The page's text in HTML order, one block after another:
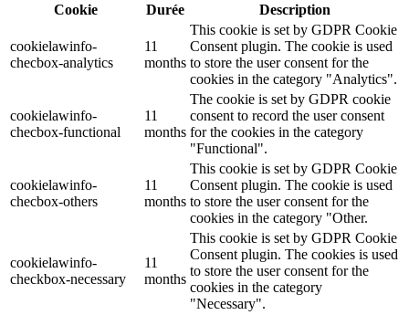
Cookie
Durée Description
cookielawinfo-
checbox-analytics
11
months
This cookie is set by GDPR Cookie
Consent plugin. The cookie is used
to store the user consent for the
cookies in the category "Analytics".
cookielawinfo-
checbox-functional
11
months
The cookie is set by GDPR cookie
consent to record the user consent
for the cookies in the category
"Functional".
cookielawinfo-
checbox-others
11
months
This cookie is set by GDPR Cookie
Consent plugin. The cookie is used
to store the user consent for the
cookies in the category "Other.
cookielawinfo-
checkbox-necessary
11
months
This cookie is set by GDPR Cookie
Consent plugin. The cookies is used
to store the user consent for the
cookies in the category
"Necessary".